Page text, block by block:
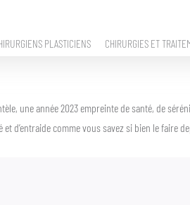
PLASTICIENS CHIRURGIES ET
une année 2023 empreinte de santé, de
d’entraide comme vous savez si bien le faire